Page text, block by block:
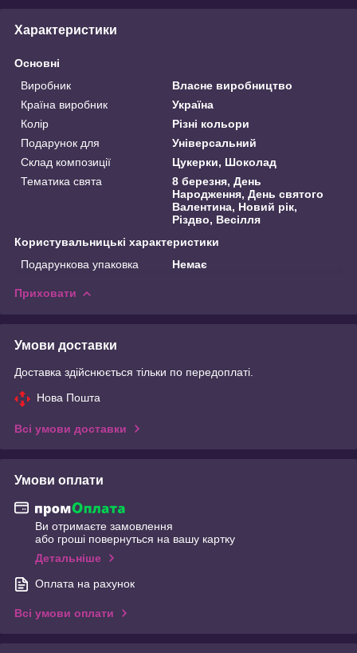
Характеристики
Основні
Виробник
Власне виробництво
Країна виробник
Україна
Колір
Різні кольори
Подарунок для
Універсальний
Склад композиції
Цукерки, Шоколад
Тематика свята
8 березня, День
Народження, День святого
Валентина, Новий рік,
Різдво, Весілля
Користувальницькі характеристики
Подарункова упаковка
Немає
Приховати
Умови доставки
Доставка здійснюється тільки по передоплаті.
Нова Пошта
Всі умови доставки
Умови оплати
Ви отримаєте замовлення
або гроші повернуться на вашу картку
Детальніше
Оплата на рахунок
Всі умови оплати